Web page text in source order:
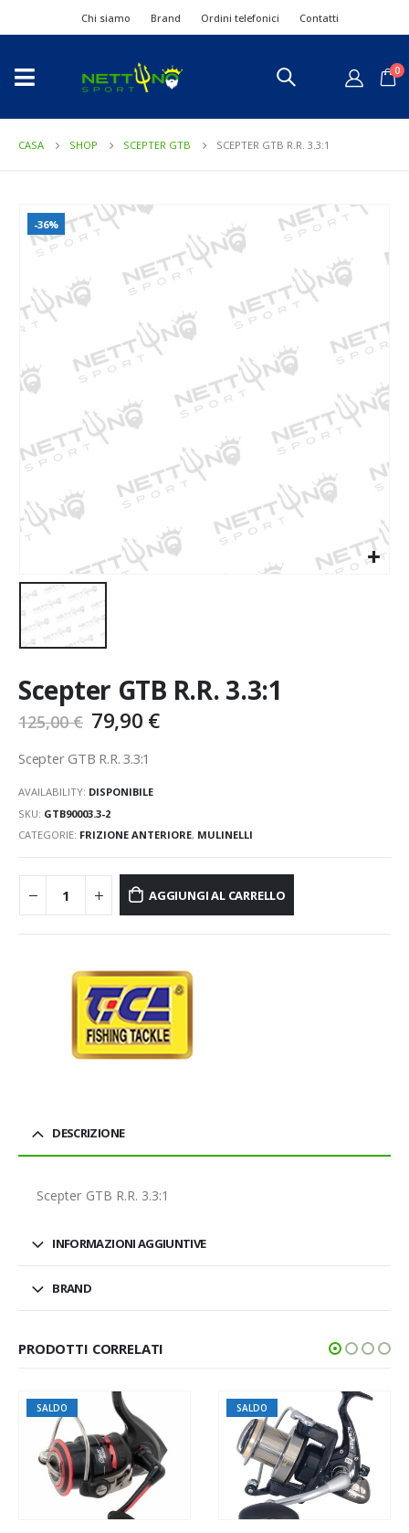
Chi siamo Brand Ordini telefonici Contatti
0
CASA SHOP SCEPTER GTB SCEPTER GTB R.R. 3.3:1
-36%
Scepter GTB R.R. 3.3:1
125,00€ 79,90 €
Scepter GTB R.R. 3.3:1
AVAILABILITY: DISPONIBILE
SKU: GTB90003.3-2
CATEGORIE: FRIZIONE ANTERIORE, MULINELLI
AGGIUNGI AL CARRELLO
DESCRIZIONE
Scepter GTB R.R. 3.3:1
INFORMAZIONI AGGIUNTIVE
BRAND
PRODOTTI CORRELATI
SALDO SALDO